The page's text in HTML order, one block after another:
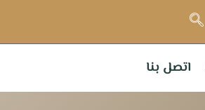
اتصل بنا